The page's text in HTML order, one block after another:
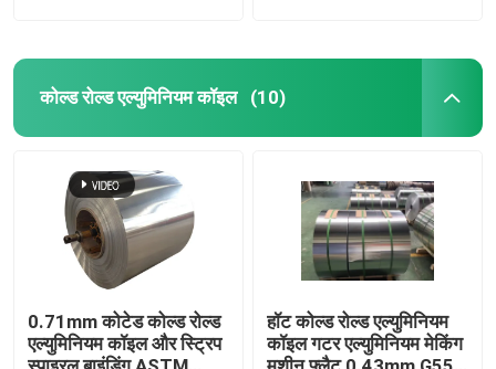
वीडियो
कोल्ड रोल्ड एल्युमिनियम कॉइल (10)
0.71mm कोटेड कोल्ड रोल्ड
एल्युमिनियम कॉइल और स्ट्रिप
हॉट कोल्ड रोल्ड एल्युमिनियम
कॉइल गटर एल्युमिनियम मेकिंग